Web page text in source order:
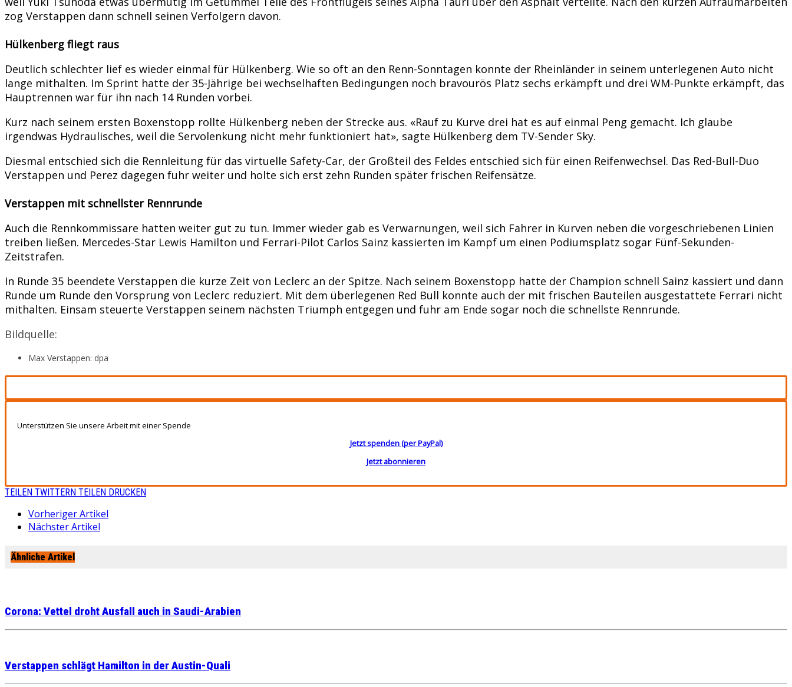
zog Verstappen dann schnell seinen Verfolgern davon.
Hülkenberg fliegt raus
Deutlich schlechter lief es wieder einmal für Hülkenberg. Wie so oft an den Renn-Sonntagen konnte der Rheinländer in seinem unterlegenen Auto nicht
lange mithalten. Im Sprint hatte der 35-Jährige bei wechselhaften Bedingungen noch bravourös Platz sechs erkämpft und drei WM-Punkte erkämpft, das
Hauptrennen war für ihn nach 14 Runden vorbei.
Kurz nach seinem ersten Boxenstopp rollte Hülkenberg neben der Strecke aus. «Rauf zu Kurve drei hat es auf einmal Peng gemacht. Ich glaube
irgendwas Hydraulisches, weil die Servolenkung nicht mehr funktioniert hat», sagte Hülkenberg dem TV-Sender Sky.
Diesmal entschied sich die Rennleitung für das virtuelle Safety-Car, der Großteil des Feldes entschied sich für einen Reifenwechsel. Das Red-Bull-Duo
Verstappen und Perez dagegen fuhr weiter und holte sich erst zehn Runden später frischen Reifensätze.
Verstappen mit schnellster Rennrunde
Auch die Rennkommissare hatten weiter gut zu tun. Immer wieder gab es Verwarnungen, weil sich Fahrer in Kurven neben die vorgeschriebenen Linien
treiben ließen. Mercedes-Star Lewis Hamilton und Ferrari-Pilot Carlos Sainz kassierten im Kampf um einen Podiumsplatz sogar Fünf-Sekunden-
Zeitstrafen.
In Runde 35 beendete Verstappen die kurze Zeit von Leclerc an der Spitze. Nach seinem Boxenstopp hatte der Champion schnell Sainz kassiert und dann
Runde um Runde den Vorsprung von Leclerc reduziert. Mit dem überlegenen Red Bull konnte auch der mit frischen Bauteilen ausgestattete Ferrari nicht
mithalten. Einsam steuerte Verstappen seinem nächsten Triumph entgegen und fuhr am Ende sogar noch die schnellste Rennrunde.
Bildquelle:
Max Verstappen: dpa
Unterstützen Sie unsere Arbeit mit einer Spende
Jetzt spenden (per PayPal)
Jetzt abonnieren
TEILEN TWITTERN TEILEN DRUCKEN
Vorheriger Artikel
Nächster Artikel
Ähnliche Artikel
Corona: Vettel droht Ausfall auch in Saudi-Arabien
Verstappen schlägt Hamilton in der Austin-Quali